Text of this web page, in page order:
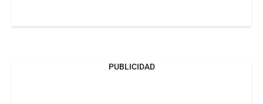
PUBLICIDAD